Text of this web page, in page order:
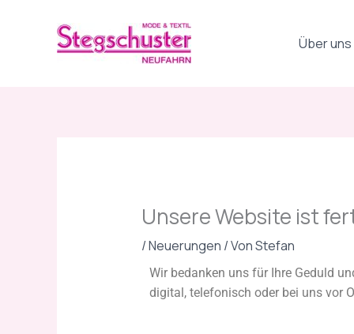
Über uns
Unsere Website ist
/Neuerungen / VonStefan
Wir bedanken uns für Ihre Geduld
digital, telefonisch oder bei uns vor